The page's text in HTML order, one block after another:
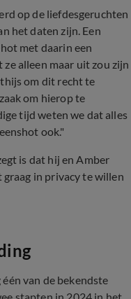
op de liefdesgeruchten
het daten zijn. Een
met daarin een
alleen maar uit zou zijn
om dit recht te
om hierop te
tijd weten we dat alles
ook."
is dat hij en Amber
in privacy te willen
van de bekendste
stapten in 2024 in het